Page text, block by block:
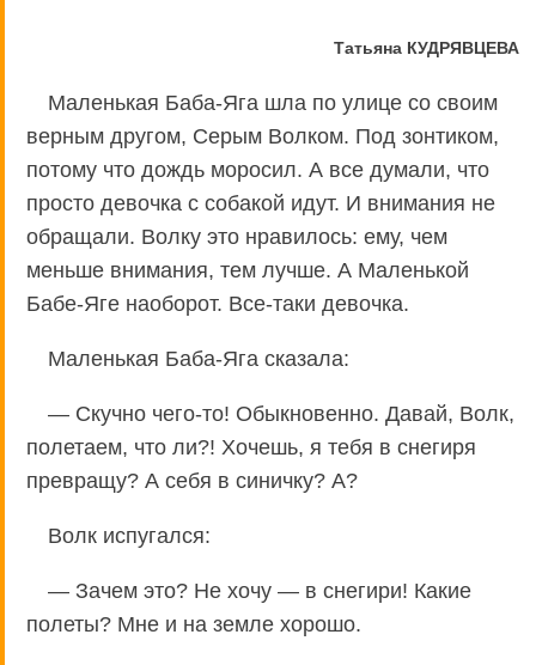
Татьяна КУДРЯВЦЕВА
Маленькая Баба-Яга шла по улице со своим
верным другом, Серым Волком. Под зонтиком,
потому что дождь моросил. А все думали, что
просто девочка с собакой идут. И внимания не
обращали. Волку это нравилось: ему, чем
меньше внимания, тем лучше. А Маленькой
Бабе-Яге наоборот. Все-таки девочка.
Маленькая Баба-Яга сказала:
— Скучно чего-то! Обыкновенно. Давай, Волк,
полетаем, что ли?! Хочешь, я тебя в снегиря
превращу? А себя в синичку? А?
Волк испугался:
— Зачем это? Не хочу — в снегири! Какие
полеты? Мне и на земле хорошо.